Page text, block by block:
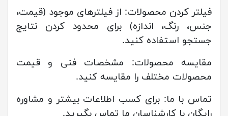
فیلتر کردن محصولات: از فیلترهای موجود (قیمت،
جنس، رنگ، اندازه) برای محدود کردن نتایج
جستجو استفاده کنید.
مقایسه محصولات: مشخصات فنی و قیمت
محصولات مختلف را مقایسه کنید.
تماس با ما: برای کسب اطلاعات بیشتر و مشاوره